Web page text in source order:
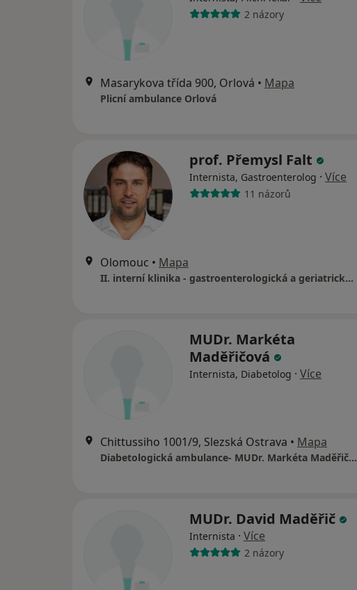
2 názory
Masarykova třída 900, Orlová • Mapa
Plicní ambulance Orlová
prof. Přemysl Falt
Internista, Gastroenterolog · Více
11 názorů
Olomouc • Mapa
II. interní klinika - gastroenterologická a geriatrická, Fakultní nemocnice Olomouc
MUDr. Markéta
Maděřičová
Internista, Diabetolog · Více
Chittussiho 1001/9, Slezská Ostrava • Mapa
Diabetologická ambulance- MUDr. Markéta Maděřičová
MUDr. David Maděřič
Internista · Více
2 názory